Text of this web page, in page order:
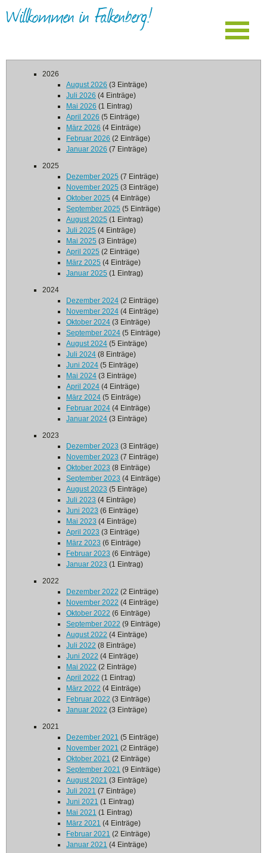
Willkommen in Falkenberg!
2026
August 2026 (3 Einträge)
Juli 2026 (4 Einträge)
Mai 2026 (1 Eintrag)
April 2026 (5 Einträge)
März 2026 (4 Einträge)
Februar 2026 (2 Einträge)
Januar 2026 (7 Einträge)
2025
Dezember 2025 (7 Einträge)
November 2025 (3 Einträge)
Oktober 2025 (4 Einträge)
September 2025 (5 Einträge)
August 2025 (1 Eintrag)
Juli 2025 (4 Einträge)
Mai 2025 (3 Einträge)
April 2025 (2 Einträge)
März 2025 (4 Einträge)
Januar 2025 (1 Eintrag)
2024
Dezember 2024 (2 Einträge)
November 2024 (4 Einträge)
Oktober 2024 (3 Einträge)
September 2024 (5 Einträge)
August 2024 (5 Einträge)
Juli 2024 (8 Einträge)
Juni 2024 (5 Einträge)
Mai 2024 (3 Einträge)
April 2024 (4 Einträge)
März 2024 (5 Einträge)
Februar 2024 (4 Einträge)
Januar 2024 (3 Einträge)
2023
Dezember 2023 (3 Einträge)
November 2023 (7 Einträge)
Oktober 2023 (8 Einträge)
September 2023 (4 Einträge)
August 2023 (5 Einträge)
Juli 2023 (4 Einträge)
Juni 2023 (6 Einträge)
Mai 2023 (4 Einträge)
April 2023 (3 Einträge)
März 2023 (6 Einträge)
Februar 2023 (6 Einträge)
Januar 2023 (1 Eintrag)
2022
Dezember 2022 (2 Einträge)
November 2022 (4 Einträge)
Oktober 2022 (6 Einträge)
September 2022 (9 Einträge)
August 2022 (4 Einträge)
Juli 2022 (8 Einträge)
Juni 2022 (4 Einträge)
Mai 2022 (2 Einträge)
April 2022 (1 Eintrag)
März 2022 (4 Einträge)
Februar 2022 (3 Einträge)
Januar 2022 (3 Einträge)
2021
Dezember 2021 (5 Einträge)
November 2021 (2 Einträge)
Oktober 2021 (2 Einträge)
September 2021 (9 Einträge)
August 2021 (3 Einträge)
Juli 2021 (7 Einträge)
Juni 2021 (1 Eintrag)
Mai 2021 (1 Eintrag)
März 2021 (4 Einträge)
Februar 2021 (2 Einträge)
Januar 2021 (4 Einträge)